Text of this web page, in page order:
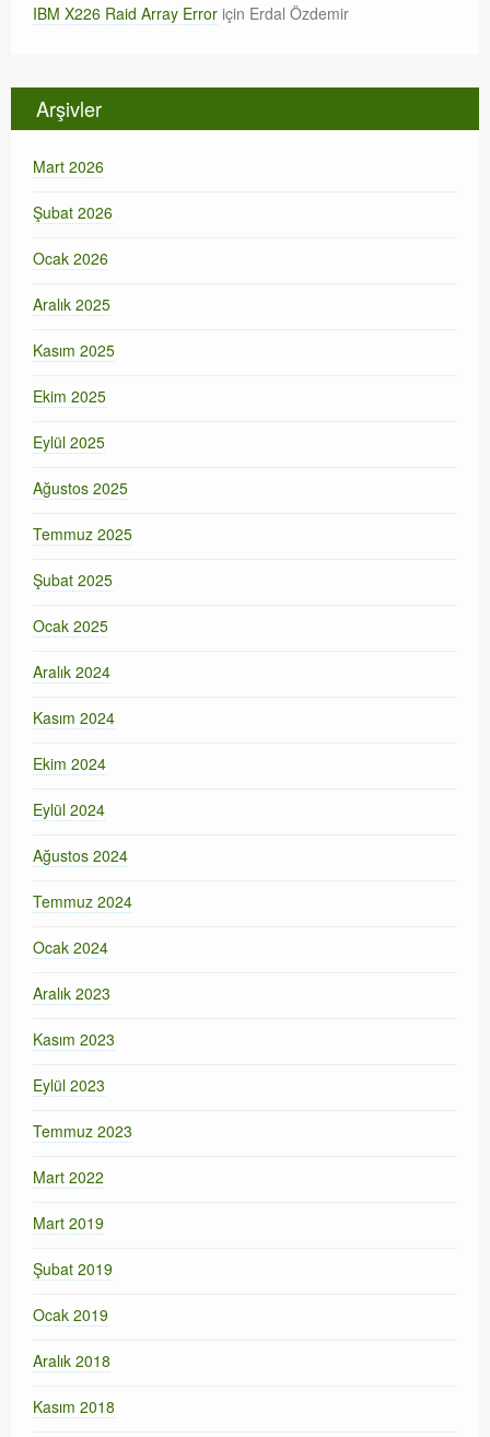
IBM X226 Raid Array Error için Erdal Özdemir
Arşivler
Mart 2026
Şubat 2026
Ocak 2026
Aralık 2025
Kasım 2025
Ekim 2025
Eylül 2025
Ağustos 2025
Temmuz 2025
Şubat 2025
Ocak 2025
Aralık 2024
Kasım 2024
Ekim 2024
Eylül 2024
Ağustos 2024
Temmuz 2024
Ocak 2024
Aralık 2023
Kasım 2023
Eylül 2023
Temmuz 2023
Mart 2022
Mart 2019
Şubat 2019
Ocak 2019
Aralık 2018
Kasım 2018